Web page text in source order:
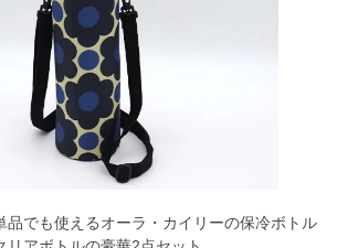
品でも使えるオーラ・カイリーの保冷ボトル